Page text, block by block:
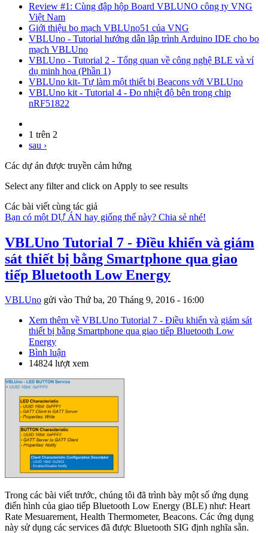
Review #1: Cùng đập hộp Board VBLUNO công ty VNG
Việt Nam
Giới thiệu bo mạch VBLUno51 của VNG
VBLUno - Tutorial hướng dẫn lập trình Arduino IDE cho bo
mạch VBLUno
VBLUno - Tutorial 2 - Tổng quan về công nghệ BLE và ví
dụ minh họa (Phần 1)
VBLUno kit- Tự làm một thiết bị Beacons với VBLUno
VBLUno kit - Tutorial 4 - Đo nhiệt độ bên trong chip
nRF51822
1 trên 2
sau ›
Các dự án được truyền cảm hứng
Select any filter and click on Apply to see results
Các bài viết cùng tác giả
Bạn có một DỰ ÁN hay giống thế này? Chia sẻ nhé!
VBLUno Tutorial 7 - Điều khiển và giám
sát thiết bị bằng Smartphone qua giao
tiếp Bluetooth Low Energy
VBLUno gửi vào Thứ ba, 20 Tháng 9, 2016 - 16:00
Xem thêm về VBLUno Tutorial 7 - Điều khiển và giám sát
thiết bị bằng Smartphone qua giao tiếp Bluetooth Low
Energy
Bình luận
14824 lượt xem
Trong các bài viết trước, chúng tôi đã trình bày một số ứng dụng
điển hình của giao tiếp Bluetooth Low Energy (BLE) như: Heart
Rate Mesuarement, Health Thermometer, Beacons. Các ứng dụng
này sử dụng các services đã được Bluetooth SIG định nghĩa sẵn.